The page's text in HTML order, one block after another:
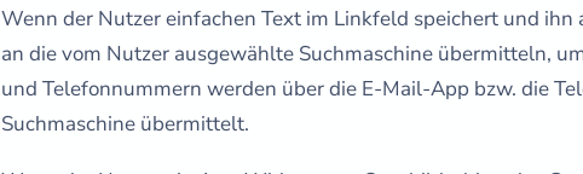
Wenn der Nutzer einfachen Text im Linkfeld speichert und
an die vom Nutzer ausgewählte Suchmaschine übermitteln,
und Telefonnummern werden über die E-Mail-App bzw. die
Suchmaschine übermittelt.